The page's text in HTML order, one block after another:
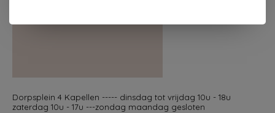
Dorpsplein 4 Kapellen ----- dinsdag tot vrijdag 10u - 18u
zaterdag 10u - 17u ---zondag maandag gesloten